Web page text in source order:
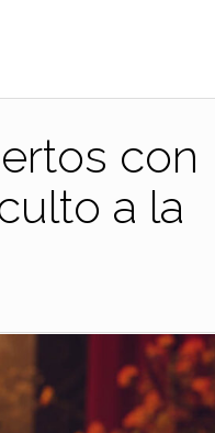
con
a la